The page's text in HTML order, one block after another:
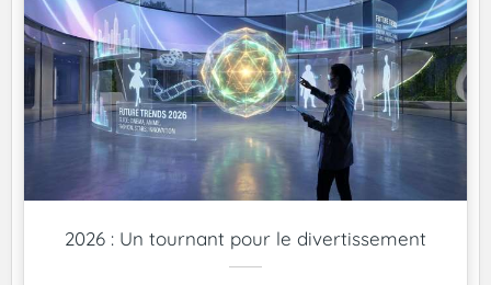
2026 : Un tournant pour le divertissement